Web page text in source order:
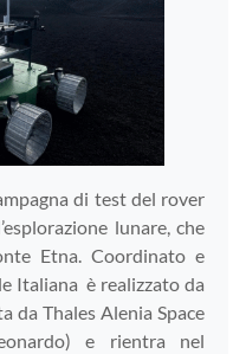
di test del rover
lunare, che
Etna. Coordinato e
Italiana è realizzato da
da Thales Alenia Space
e rientra nel